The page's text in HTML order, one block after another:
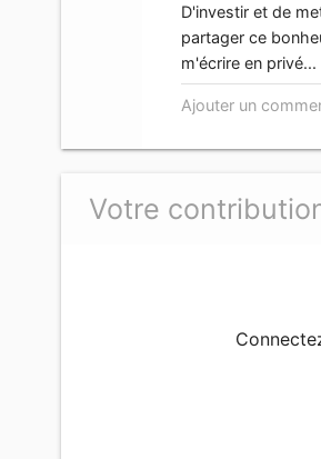
D'investir et de
partager ce
m'écrire en privé...
Ajouter un
Votre